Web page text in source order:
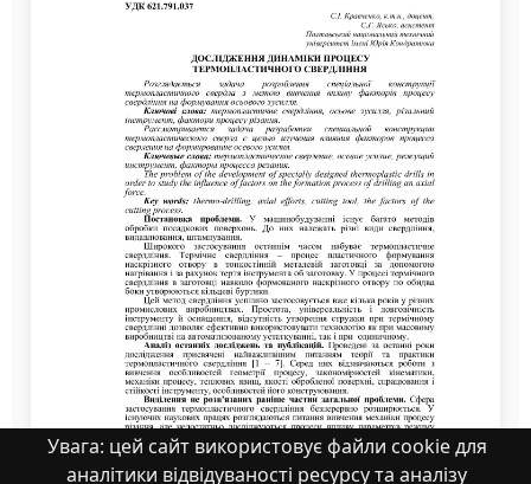
Увага: цей сайт використовує файли cookie для
аналітики відвідуваності ресурсу та аналізу